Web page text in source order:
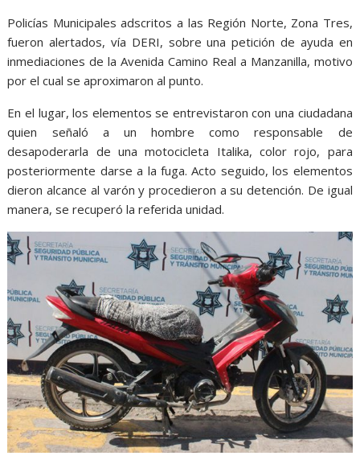
Policías Municipales adscritos a las Región Norte, Zona Tres,
fueron alertados, vía DERI, sobre una petición de ayuda en
inmediaciones de la Avenida Camino Real a Manzanilla, motivo
por el cual se aproximaron al punto.
En el lugar, los elementos se entrevistaron con una ciudadana
quien señaló a un hombre como responsable de
desapoderarla de una motocicleta Italika, color rojo, para
posteriormente darse a la fuga. Acto seguido, los elementos
dieron alcance al varón y procedieron a su detención. De igual
manera, se recuperó la referida unidad.